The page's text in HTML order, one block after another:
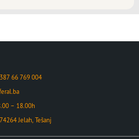
66 769 004
– 18.00h
Jelah, Tešanj